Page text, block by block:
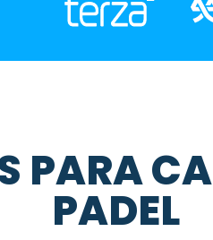
PARA
PADEL